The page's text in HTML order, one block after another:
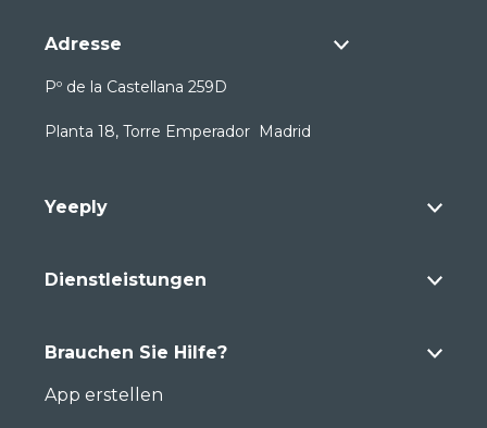
Adresse
Pº de la Castellana 259D
Planta 18, Torre Emperador Madrid
Yeeply
Dienstleistungen
Brauchen Sie Hilfe?
App erstellen